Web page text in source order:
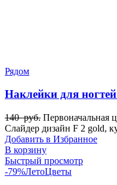
Рядом
Наклейки для
140руб. Первоначальная
Слайдер дизайн F 2 gold,
Добавить в Избранное
В корзину
Быстрый просмотр
-79%ЛетоЦветы